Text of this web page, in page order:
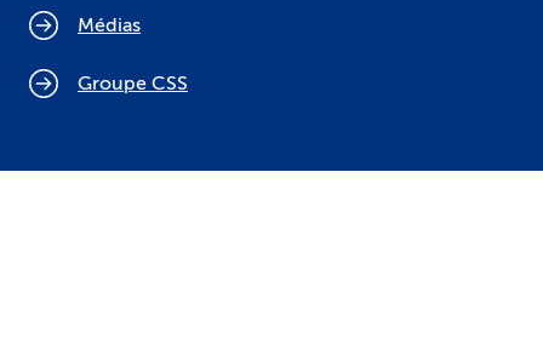
Médias
Groupe CSS